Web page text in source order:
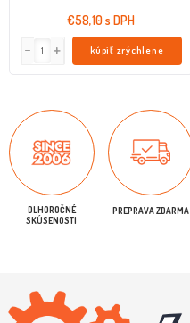
€58,10 s DPH
kúpiť zrýchlene
DLHOROČNÉ
SKÚSENOSTI
PREPRAVA ZDARMA